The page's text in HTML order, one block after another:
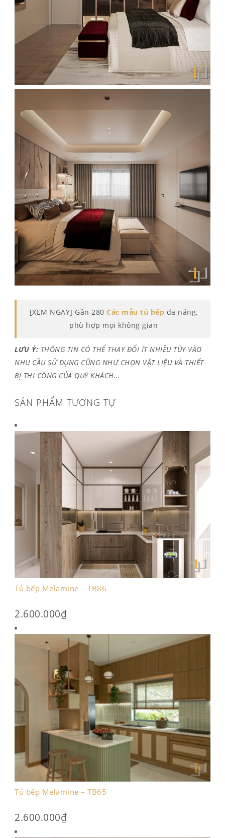
[XEM NGAY] Gần 280 Các mẫu tủ bếp đa năng,
phù hợp mọi không gian
LƯU Ý: THÔNG TIN CÓ THỂ THAY ĐỔI ÍT NHIỀU TÙY VÀO
NHU CẦU SỬ DỤNG CŨNG NHƯ CHỌN VẬT LIỆU VÀ THIẾT
BỊ THI CÔNG CỦA QUÝ KHÁCH…
SẢN PHẨM TƯƠNG TỰ
Tủ bếp Melamine – TB86
2.600.000₫
Tủ bếp Melamine – TB65
2.600.000₫